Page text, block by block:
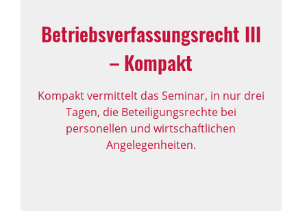
Betriebs­ver­fas­sungs­recht III
– Kompakt
Kompakt vermittelt das Seminar, in nur drei
Tagen, die Beteiligungsrechte bei
personellen und wirtschaftlichen
Angelegenheiten.